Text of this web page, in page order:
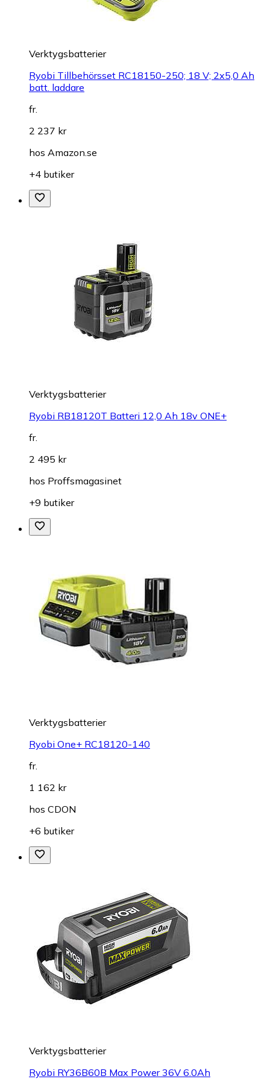
Verktygsbatterier
Ryobi Tillbehörsset RC18150-250; 18 V; 2x5,0 Ah
batt. laddare
fr.
2 237 kr
hos Amazon.se
+4 butiker
Verktygsbatterier
Ryobi RB18120T Batteri 12,0 Ah 18v ONE+
fr.
2 495 kr
hos Proffsmagasinet
+9 butiker
Verktygsbatterier
Ryobi One+ RC18120-140
fr.
1 162 kr
hos CDON
+6 butiker
Verktygsbatterier
Ryobi RY36B60B Max Power 36V 6.0Ah